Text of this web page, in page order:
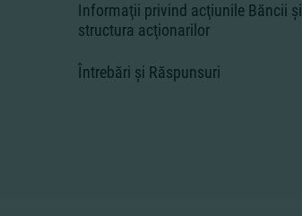
Informaţii privind acţiunile Băncii şi
structura acţionarilor
Întrebări şi Răspunsuri